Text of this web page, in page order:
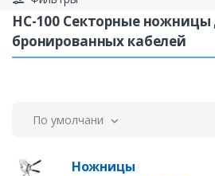
НС-100 Секторные ножницы
бронированных кабелей
По умолчанию
Ножницы